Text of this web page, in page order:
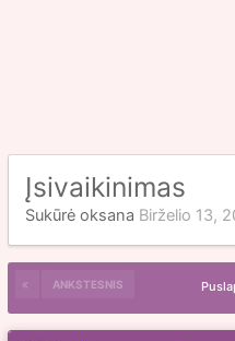
Įsivaikinimas
Sukūrė oksana Birželio 13,
ANKSTESNIS